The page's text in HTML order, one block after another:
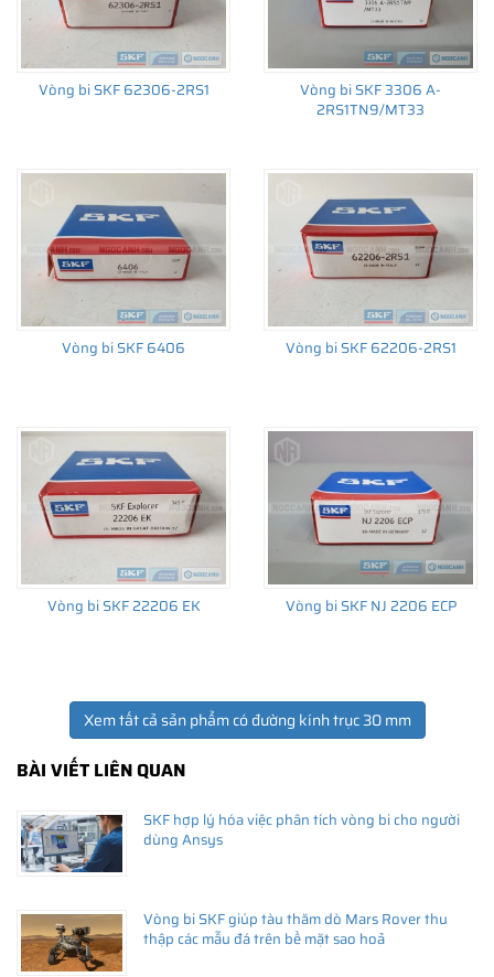
•
Chất lượng vòng bi SKF chính hãng
Vòng bi SKF 62306-2RS1
Vòng bi SKF 3306 A-
2RS1TN9/MT33
Vòng bi SKF 6406 Vòng bi SKF 62206-2RS1
Vòng bi SKF 22206 EK Vòng bi SKF NJ 2206 ECP
Xem tất cả sản phẩm có đường kính trục 30 mm
BÀI VIẾT LIÊN QUAN
SKF hợp lý hóa việc phân tích vòng bi cho người
dùng Ansys
Vòng bi SKF giúp tàu thăm dò Mars Rover thu
thập các mẫu đá trên bề mặt sao hoả